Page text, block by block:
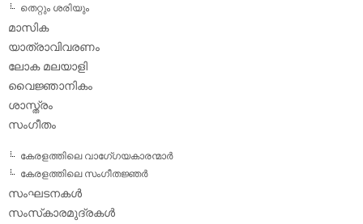
തെറ്റും ശരിയും
മാസിക
യാത്രാവിവരണം
ലോക മലയാളി
വൈജ്ഞാനികം
ശാസ്ത്രം
സംഗീതം
കേരളത്തിലെ വാഗേ്ഗയകാരന്മാര്‍
കേരളത്തിലെ സംഗീതജ്ഞര്‍
സംഘടനകള്‍
സംസ്‌കാരമുദ്രകള്‍